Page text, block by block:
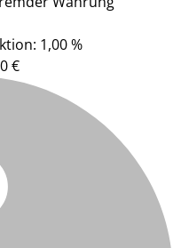
1,00 %
€